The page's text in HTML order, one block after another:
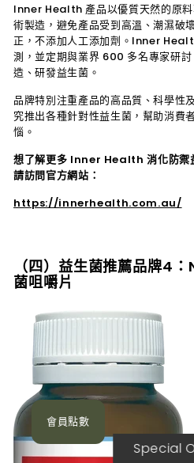
Inner Health 產品以優質天然的原料
術製造，避免產品受到高溫、潮濕破
正，不添加人工添加劑。Inner
測，並定期與業界 600 多名專家研
造、研發益生菌。
品牌特別注重產品的高品質、科學性
究推出各種針對性益生菌，幫助消費
惱。
想了解更多 Inner Health 消化防禦
請訪問官方網站：
https://innerhealth.com.au/
（四）益生菌推薦品牌4
菌咀嚼片
Special
會員點數